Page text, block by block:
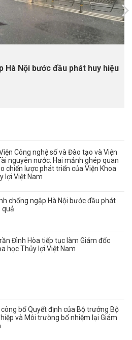
Hà Nội bước đầu phát huy hiệu
Công nghệ số và Đào tạo và Viện
nguyên nước: Hai mảnh ghép quan
chiến lược phát triển của Viện Khoa
lợi Việt Nam
chống ngập Hà Nội bước đầu phát
quả
Đình Hòa tiếp tục làm Giám đốc
học Thủy lợi Việt Nam
công bố Quyết định của Bộ trưởng Bộ
và Môi trường bổ nhiệm lại Giám